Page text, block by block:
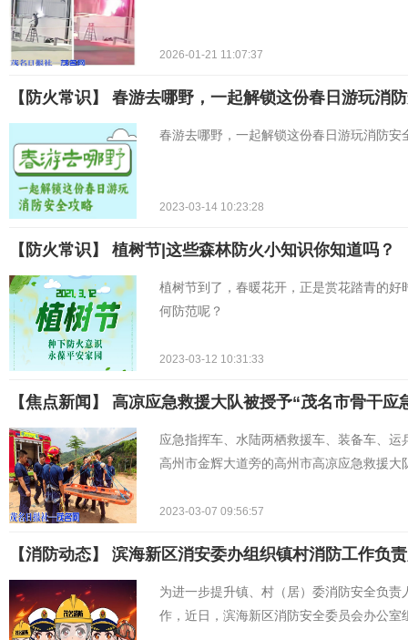
2026-01-21 11:07:37
【防火常识】 春游去哪野，一起解锁这份春日游玩消
春游去哪野，一起解锁这份春日游玩消防安
2023-03-14 10:23:28
【防火常识】 植树节|这些森林防火小知识你知道吗？
植树节到了，春暖花开，正是赏花踏青的
何防范呢？
2023-03-12 10:31:33
【焦点新闻】 高凉应急救援大队被授予“茂名市骨干
应急指挥车、水陆两栖救援车、装备车、
高州市金辉大道旁的高州市高凉应急救援
2023-03-07 09:56:57
【消防动态】 滨海新区消安委办组织镇村消防工作负
为进一步提升镇、村（居）委消防安全负
作，近日，滨海新区消防安全委员会办公